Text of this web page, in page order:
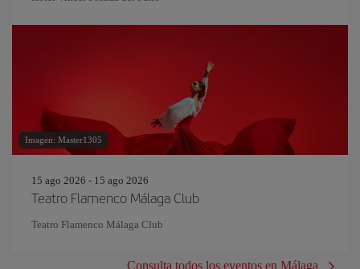
Imagen: Master1305
15 ago 2026 - 15 ago 2026
Teatro Flamenco Málaga Club
Teatro Flamenco Málaga Club
Consulta todos los eventos en Málaga